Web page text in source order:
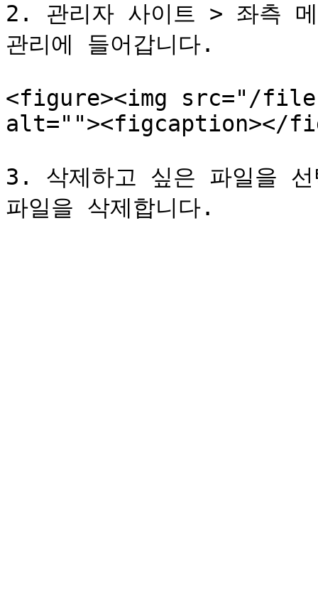
2. 관리자 사이트 > 좌측
관리에 들어갑니다.
<figure><img src="/files/
alt=""><figcaption></
3. 삭제하고 싶은 파일을